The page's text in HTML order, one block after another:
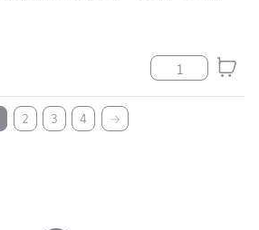
Cozy Feeling
2 3 4 →